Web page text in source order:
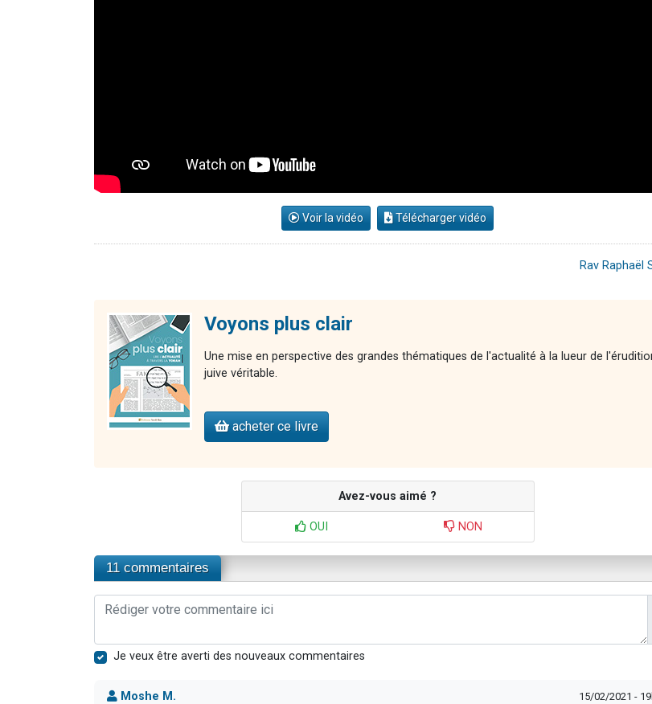
Voir la vidéo Télécharger vidéo
Rav Raphaël
Voyons plus clair
Une mise en perspective des grandes thématiques de l'actualité à la lueur de
juive véritable.
acheter ce livre
Avez-vous aimé ?
OUI NON
11 commentaires
Je veux être averti des nouveaux commentaires
Moshe M. 15/02/2021 -